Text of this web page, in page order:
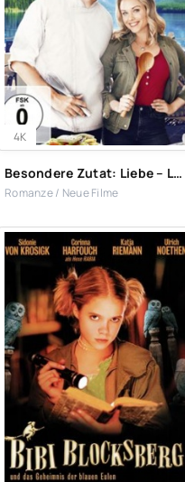
4K
Besondere Zutat: Liebe – Love For Starters (2022)
Romanze / Neue Filme